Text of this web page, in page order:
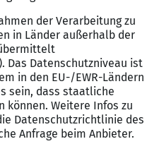
vor den Toren
(M/W/D)
(M/W/D)